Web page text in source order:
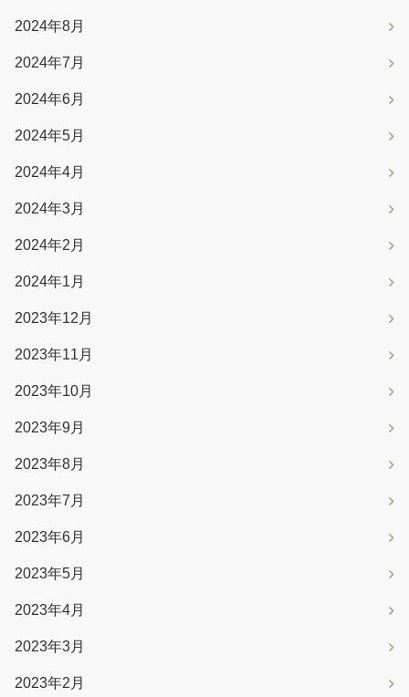
2024年8月
2024年7月
2024年6月
2024年5月
2024年4月
2024年3月
2024年2月
2024年1月
2023年12月
2023年11月
2023年10月
2023年9月
2023年8月
2023年7月
2023年6月
2023年5月
2023年4月
2023年3月
2023年2月